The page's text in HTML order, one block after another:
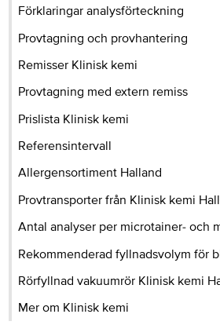
Förklaringar analysförteckning
Provtagning och provhantering
Remisser Klinisk kemi
Provtagning med extern remiss
Prislista Klinisk kemi
Referensintervall
Allergensortiment Halland
Provtransporter från Klinisk kemi
Antal analyser per microtainer- och
Rekommenderad fyllnadsvolym för
Rörfyllnad vakuumrör Klinisk kemi
Mer om Klinisk kemi